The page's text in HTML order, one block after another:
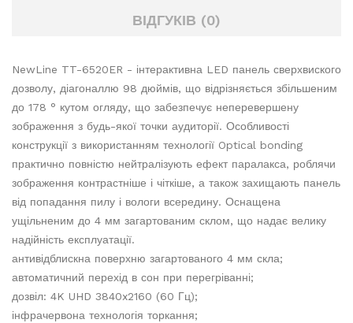
ВІДГУКІВ (0)
NewLine TT-6520ER - інтерактивна LED панель сверхвиского
дозволу, діагоналлю 98 дюймів, що відрізняється збільшеним
до 178 ° кутом огляду, що забезпечує неперевершену
зображення з будь-якої точки аудиторії. Особливості
конструкції з використанням технології Optical bonding
практично повністю нейтралізують ефект паралакса, роблячи
зображення контрастніше і чіткіше, а також захищають панель
від попадання пилу і вологи всередину. Оснащена
ущільненим до 4 мм загартованим склом, що надає велику
надійність експлуатації.
антивідблискна поверхню загартованого 4 мм скла;
автоматичний перехід в сон при перегріванні;
дозвіл: 4K UHD 3840x2160 (60 Гц);
інфрачервона технологія торкання;